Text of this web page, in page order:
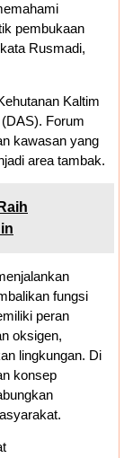
pembukaan
Rusmadi,
Kaltim
Forum
kawasan yang
area tambak.
fungsi
peran
oksigen,
lingkungan. Di
konsep